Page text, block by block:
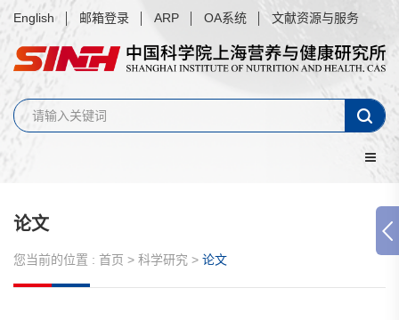
English 邮箱登录 ARP OA系统 文献资源与服务
论文
您当前的位置 : 首页 > 科学研究 > 论文